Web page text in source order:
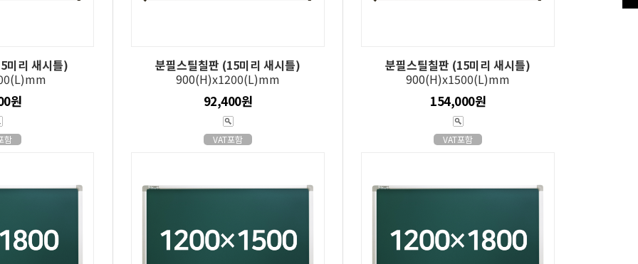
미리 새시틀)
원
함
분필스틸칠판 (15미리 새시틀)
900(H)x1200(L)mm
92,400원
VAT포함
분필스틸칠판 (15미리 새시틀)
900(H)x1500(L)mm
154,000원
VAT포함